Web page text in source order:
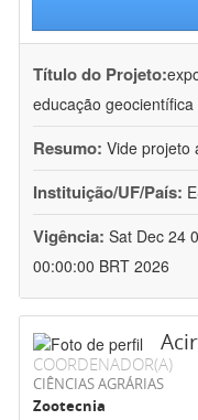
Título do Projeto:
educação
Resumo: Vide projeto
Instituição/UF/País:
Vigência: Sat Dec 24
00:00:00 BRT 2026
COORDENADOR(A)
CIÊNCIAS AGRÁRIAS
Zootecnia